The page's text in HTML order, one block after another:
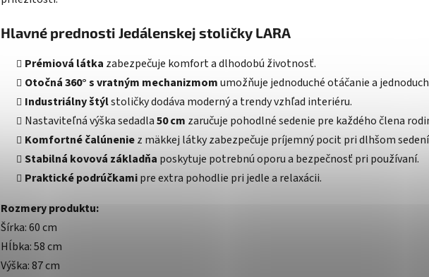
Hlavné prednosti Jedálenskej stoličky LARA
Prémiová látka zabezpečuje komfort a dlhodobú životnosť.
Otočná 360° s vratným mechanizmomumožňuje jednoduché otáčanie a
Industriálny štýlstoličky dodáva moderný a trendy vzhľad interiéru.
Nastaviteľná výška sedadla50 cm zaručuje pohodlné sedenie pre každého člena
Komfortné čalúneniez mäkkej látky zabezpečuje príjemný pocit pri dlhšom
Stabilná kovová základňa poskytuje potrebnú oporu a bezpečnosť pri používaní.
Praktické podrúčkamipre extra pohodlie pri jedle a relaxácii.
Rozmery produktu:
Šírka: 60 cm
Hĺbka: 58 cm
Výška: 87 cm